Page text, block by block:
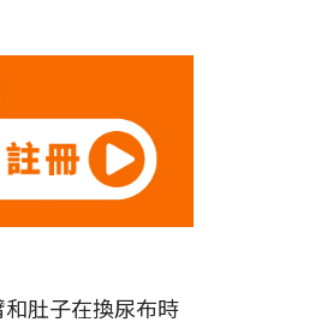
肚子在換尿布時